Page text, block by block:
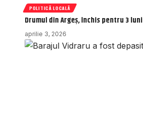
POLITICĂ LOCALĂ
Drumul din Argeș, închis pentru 3 luni
aprilie 3, 2026